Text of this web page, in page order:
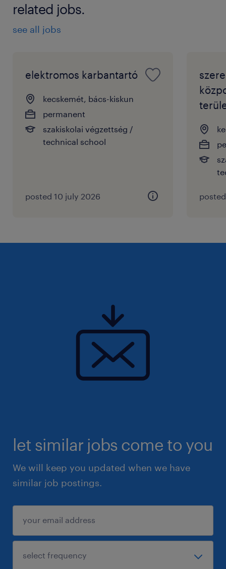
related jobs.
see all jobs
elektromos karbantartó
kecskemét, bács-kiskun
permanent
szakiskolai végzettség /
technical school
posted 10 july 2026
let similar jobs come to you
We will keep you updated when we have
similar job postings.